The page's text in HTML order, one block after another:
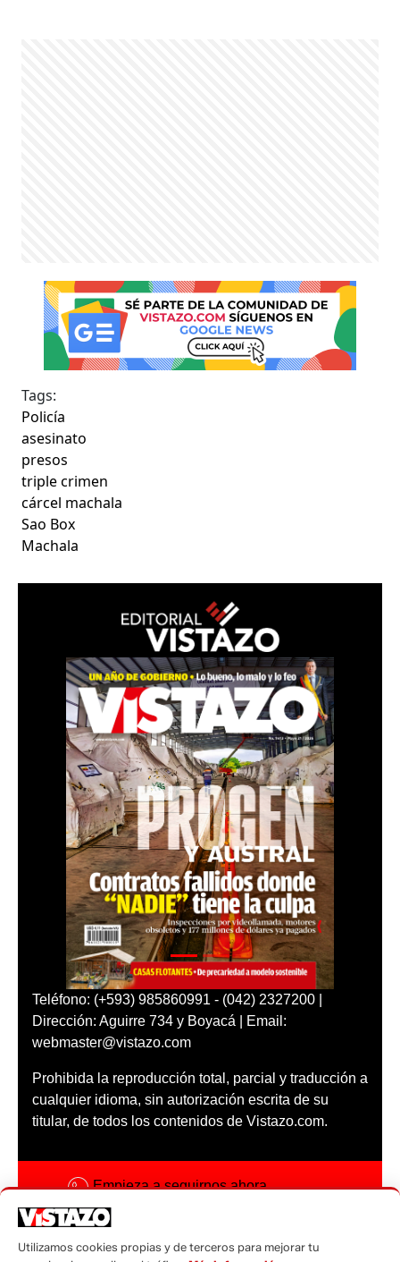
Tags:
Policía
asesinato
presos
triple crimen
cárcel machala
Sao Box
Machala
Teléfono: (+593) 985860991 - (042) 2327200 |
Dirección: Aguirre 734 y Boyacá | Email:
webmaster@vistazo.com
Prohibida la reproducción total, parcial y traducción a
cualquier idioma, sin autorización escrita de su
titular, de todos los contenidos de Vistazo.com.
Empieza a seguirnos ahora
Código ética
Utilizamos cookies propias y de terceros para mejorar tu